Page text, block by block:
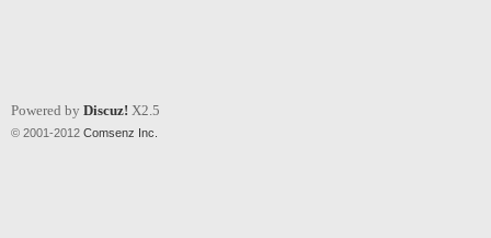
Powered by Discuz! X2.5
© 2001-2012 Comsenz Inc.